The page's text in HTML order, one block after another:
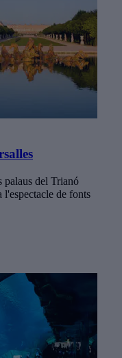
del Trianó
l'espectacle de fonts